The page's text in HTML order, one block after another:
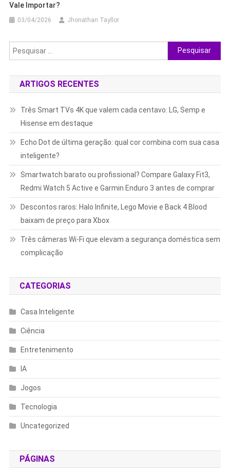
Vale Importar?
03/04/2026 Jhonathan Tayllor
Pesquisar
por:
ARTIGOS RECENTES
Três Smart TVs 4K que valem cada centavo: LG, Semp e
Hisense em destaque
Echo Dot de última geração: qual cor combina com sua casa
inteligente?
Smartwatch barato ou profissional? Compare Galaxy Fit3,
Redmi Watch 5 Active e Garmin Enduro 3 antes de comprar
Descontos raros: Halo Infinite, Lego Movie e Back 4 Blood
baixam de preço para Xbox
Três câmeras Wi-Fi que elevam a segurança doméstica sem
complicação
CATEGORIAS
Casa Inteligente
Ciência
Entretenimento
IA
Jogos
Tecnologia
Uncategorized
PÁGINAS